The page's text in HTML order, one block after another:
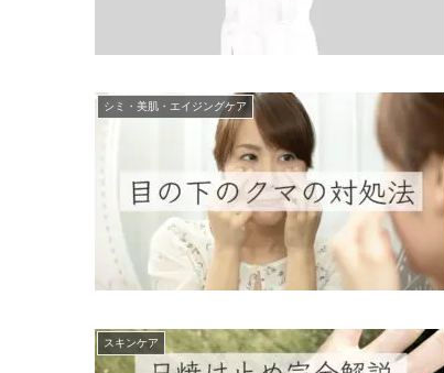
シミ・美肌・エイジングケア
スキンケア